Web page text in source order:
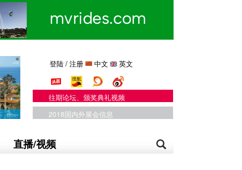
登陆 /注册 中文 英文
往期论坛、颁奖典礼视频
2018国内外展会信息
直播/视频